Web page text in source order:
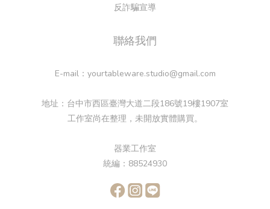
反詐騙宣導
聯絡我們
E-mail：yourtableware.studio@gmail.com
地址：台中市西區臺灣大道二段186號19樓1907室
工作室尚在整理，未開放實體購買。
器業工作室
統編：88524930